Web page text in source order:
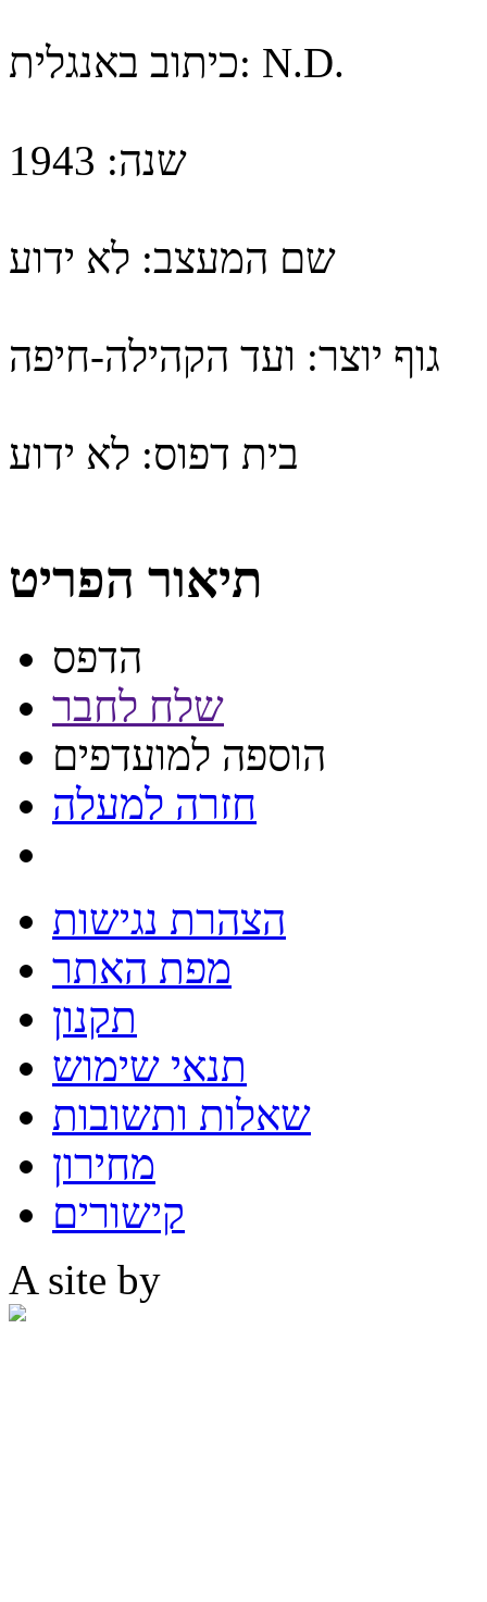
כיתוב באנגלית: N.D.
שנה: 1943
שם המעצב: לא ידוע
גוף יוצר: ועד הקהילה-חיפה
בית דפוס: לא ידוע
תיאור הפריט
הדפס
שלח לחבר
הוספה למועדפים
חזרה למעלה
הצהרת נגישות
מפת האתר
תקנון
תנאי שימוש
שאלות ותשובות
מחירון
קישורים
A site by